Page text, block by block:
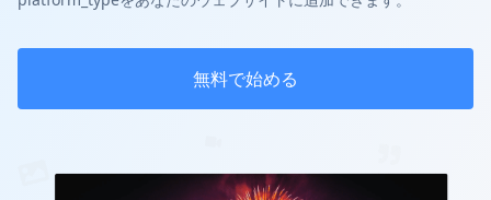
無料で始める